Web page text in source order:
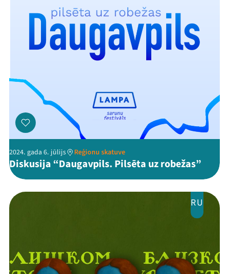
2024. gada 6. jūlijs Reģionu skatuve
Diskusija “Daugavpils. Pilsēta uz robežas”
RU